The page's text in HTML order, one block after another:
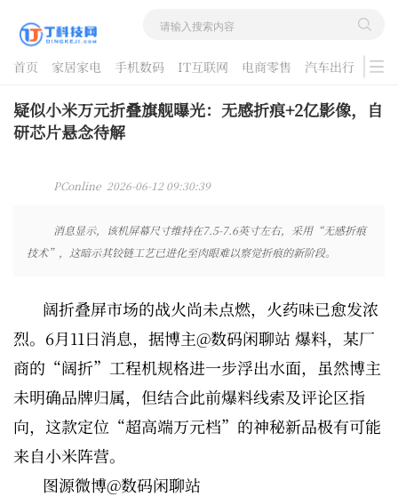
首页 家居家电 手机数码 IT互联网 电商零售 汽车出行
游戏
酷品评测
疑似小米万元折叠旗舰曝光：无感折痕+2亿影像，自
研芯片悬念待解
PConline 2026-06-12 09:30:39
消息显示，该机屏幕尺寸维持在7.5-7.6英寸左右，采用“无感折痕
技术”，这暗示其铰链工艺已进化至肉眼难以察觉折痕的新阶段。
阔折叠屏市场的战火尚未点燃，火药味已愈发浓
烈。6月11日消息，据博主@数码闲聊站 爆料，某厂
商的“阔折”工程机规格进一步浮出水面，虽然博主
未明确品牌归属，但结合此前爆料线索及评论区指
向，这款定位“超高端万元档”的神秘新品极有可能
来自小米阵营。
图源微博@数码闲聊站